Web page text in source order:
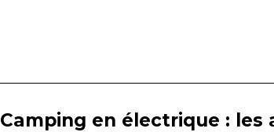
Camping en électrique : les